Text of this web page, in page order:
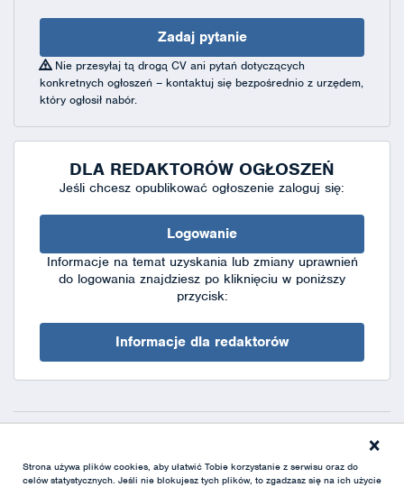
Zadaj pytanie
Nie przesyłaj tą drogą CV ani pytań dotyczących
konkretnych ogłoszeń – kontaktuj się bezpośrednio z urzędem,
który ogłosił nabór.
DLA REDAKTORÓW OGŁOSZEŃ
Jeśli chcesz opublikować ogłoszenie zaloguj się:
Logowanie
Informacje na temat uzyskania lub zmiany uprawnień
do logowania znajdziesz po kliknięciu w poniższy
przycisk:
Informacje dla redaktorów
XML
Strona używa plików cookies, aby ułatwić Tobie korzystanie z serwisu oraz do
celów statystycznych. Jeśli nie blokujesz tych plików, to zgadzasz się na ich użycie
×